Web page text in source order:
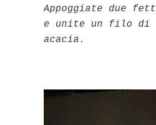
Appoggiate due
e unite un filo di
acacia.